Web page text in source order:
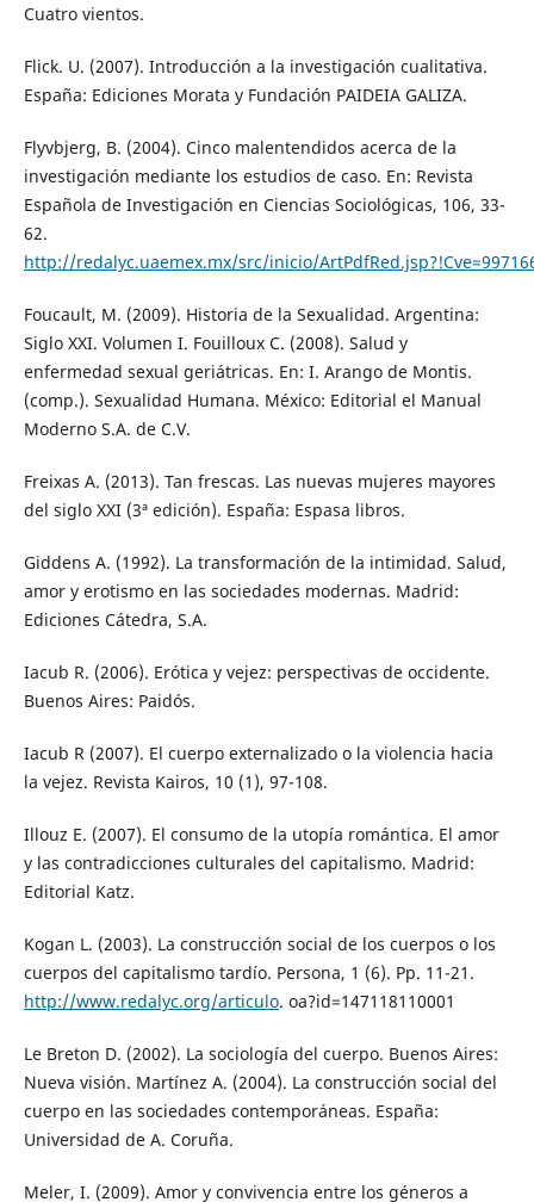
Cuatro vientos.
Flick. U. (2007). Introducción a la investigación cualitativa.
España: Ediciones Morata y Fundación PAIDEIA GALIZA.
Flyvbjerg, B. (2004). Cinco malentendidos acerca de la
investigación mediante los estudios de caso. En: Revista
Española de Investigación en Ciencias Sociológicas, 106, 33-
62.
http://redalyc.uaemex.mx/src/inicio/
Foucault, M. (2009). Historia de la Sexualidad. Argentina:
Siglo XXI. Volumen I. Fouilloux C. (2008). Salud y
enfermedad sexual geriátricas. En: I. Arango de Montis.
(comp.). Sexualidad Humana. México: Editorial el Manual
Moderno S.A. de C.V.
Freixas A. (2013). Tan frescas. Las nuevas mujeres mayores
del siglo XXI (3ª edición). España: Espasa libros.
Giddens A. (1992). La transformación de la intimidad. Salud,
amor y erotismo en las sociedades modernas. Madrid:
Ediciones Cátedra, S.A.
Iacub R. (2006). Erótica y vejez: perspectivas de occidente.
Buenos Aires: Paidós.
Iacub R (2007). El cuerpo externalizado o la violencia hacia
la vejez. Revista Kairos, 10 (1), 97-108.
Illouz E. (2007). El consumo de la utopía romántica. El amor
y las contradicciones culturales del capitalismo. Madrid:
Editorial Katz.
Kogan L. (2003). La construcción social de los cuerpos o los
cuerpos del capitalismo tardío. Persona, 1 (6). Pp. 11-21.
http://www.redalyc.org/articulo. oa?id=147118110001
Le Breton D. (2002). La sociología del cuerpo. Buenos Aires:
Nueva visión. Martínez A. (2004). La construcción social del
cuerpo en las sociedades contemporáneas. España:
Universidad de A. Coruña.
Meler, I. (2009). Amor y convivencia entre los géneros a